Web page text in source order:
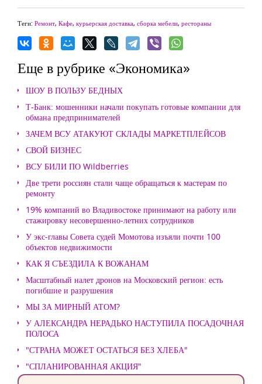
Теги: Ремонт, Кафе, курьерская доставка, сборка мебели, рестораны
Еще в рубрике «Экономика»
ШОУ В ПОЛЬЗУ БЕДНЫХ
Т-Банк: мошенники начали покупать готовые компании для
обмана предпринимателей
ЗАЧЕМ ВСУ АТАКУЮТ СКЛАДЫ МАРКЕТПЛЕЙСОВ
СВОЙ БИЗНЕС
ВСУ БИЛИ ПО Wildberries
Две трети россиян стали чаще обращаться к мастерам по
ремонту
19% компаний во Владивостоке принимают на работу или
стажировку несовершенно-летних сотрудников
У экс-главы Совета судей Момотова изъяли почти 100
объектов недвижимости
КАК Я СЪЕЗДИЛА К ВОЖАНАМ
Масштабный налет дронов на Московский регион: есть
погибшие и разрушения
МЫ ЗА МИРНЫЙ АТОМ?
У АЛЕКСАНДРА НЕРАДЬКО НАСТУПИЛА ПОСАДОЧНАЯ
ПОЛОСА
"СТРАНА МОЖЕТ ОСТАТЬСЯ БЕЗ ХЛЕБА"
"СПЛАНИРОВАННАЯ АКЦИЯ"